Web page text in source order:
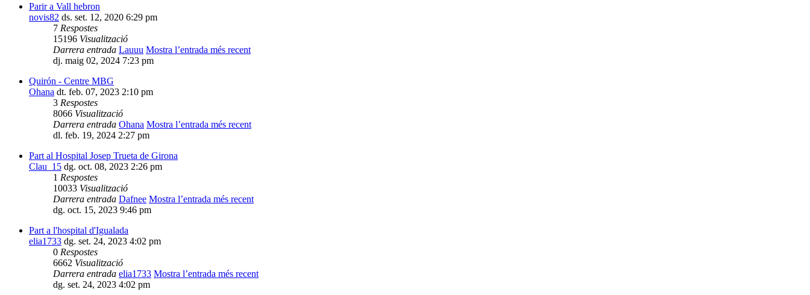
Parir a Vall hebron
novis82 ds. set. 12, 2020 6:29 pm
7 Respostes
15196 Visualització
Darrera entrada Lauuu Mostra l’entrada més recent
dj. maig 02, 2024 7:23 pm
Quirón - Centre MBG
Ohana dt. feb. 07, 2023 2:10 pm
3 Respostes
8066 Visualització
Darrera entrada Ohana Mostra l’entrada més recent
dl. feb. 19, 2024 2:27 pm
Part al Hospital Josep Trueta de Girona
Clau_15 dg. oct. 08, 2023 2:26 pm
1 Respostes
10033 Visualització
Darrera entrada Dafnee Mostra l’entrada més recent
dg. oct. 15, 2023 9:46 pm
Part a l'hospital d'Igualada
elia1733 dg. set. 24, 2023 4:02 pm
0 Respostes
6662 Visualització
Darrera entrada elia1733 Mostra l’entrada més recent
dg. set. 24, 2023 4:02 pm